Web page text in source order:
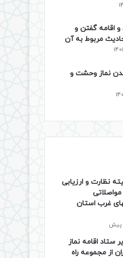
و اقامه گفتن و
مربوط به آن
نماز وحشت و
نظارت و ارزیابی
مواصلاتی
غرب استان
ستاد اقامه نماز
از مجموعه راه